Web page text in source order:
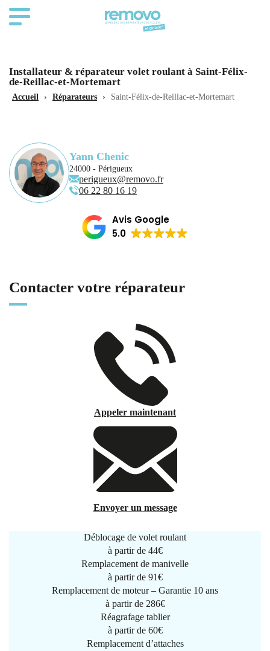
Installateur & réparateur volet roulant à Saint-Félix-
de-Reillac-et-Mortemart
Accueil › Réparateurs › Saint-Félix-de-Reillac-et-Mortemart
Yann Chenic
24000 - Périgueux
perigueux@removo.fr
06 22 80 16 19
Avis Google
5.0
Contacter votre réparateur
Appeler maintenant
Envoyer un message
Déblocage de volet roulant
à partir de 44€
Remplacement de manivelle
à partir de 91€
Remplacement de moteur – Garantie 10 ans
à partir de 286€
Réagrafage tablier
à partir de 60€
Remplacement d’attaches